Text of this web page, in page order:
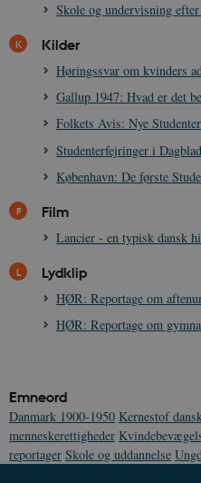
Skole og undervisning
Kilder
Høringssvar om kvinders
Gallup 1947: Hvad er det
Folkets Avis: Nye
Studenterfejringer i
København: De første
Film
Lancier - en typisk dansk
Lydklip
HØR: Reportage om
HØR: Reportage om
Emneord
Danmark 1900-1950 Kernestof
menneskerettigheder
reportager Skole og uddannelse
sp_t
JSESSIONID
CookieScriptConsent